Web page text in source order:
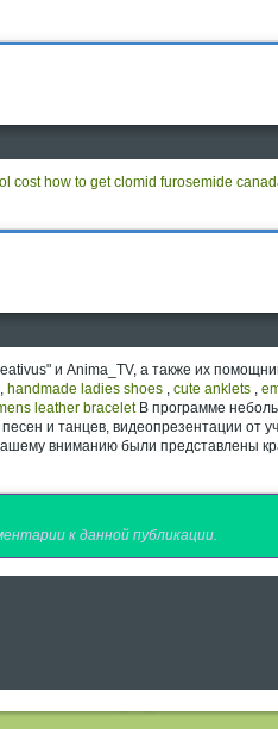
cost how to get clomid furosemide
и Anima_TV, а также их
, handmade ladies shoes , cute anklets ,
leather braceletВ программе
и танцев, видеопрезентации от
вниманию были представлены
к данной публикации.